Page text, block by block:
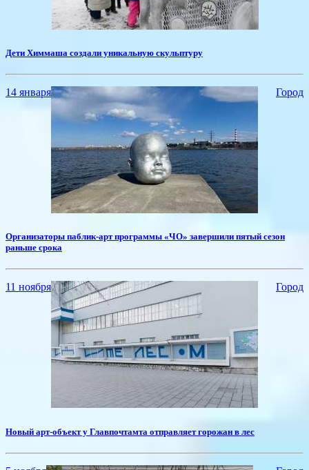
Дети Химмаша создали уникальную скульптуру
14 января Город
​Организаторы паблик-арт программы «ЧО» завершили пятый сезон
раньше срока
11 ноября Город
Новый арт-объект у Главпочтамта отправляет горожан в лес